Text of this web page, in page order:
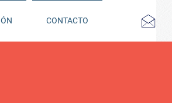
CONTACTO